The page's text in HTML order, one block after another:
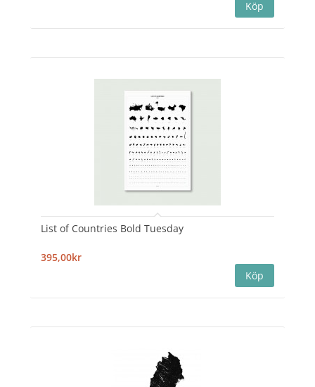
List of Countries Bold Tuesday
395,00kr